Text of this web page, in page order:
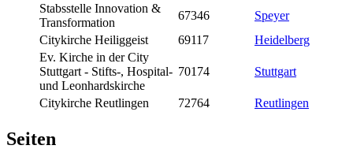
Stabsstelle Innovation &
Transformation
67346
Speyer
Citykirche Heiliggeist
69117
Heidelberg
Ev. Kirche in der City
Stuttgart - Stifts-, Hospital-
und Leonhardskirche
70174 Stuttgart
Citykirche Reutlingen 72764 Reutlingen
Seiten